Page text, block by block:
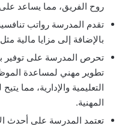
روح الفريق، مما يساعد
تقدم المدرسة رواتب
بالإضافة إلى مزايا مالية
تحرص المدرسة على توفير
تطوير مهني لمساعدة
التعليمية والإدارية، مما
المهنية.
تعتمد المدرسة على أحدث